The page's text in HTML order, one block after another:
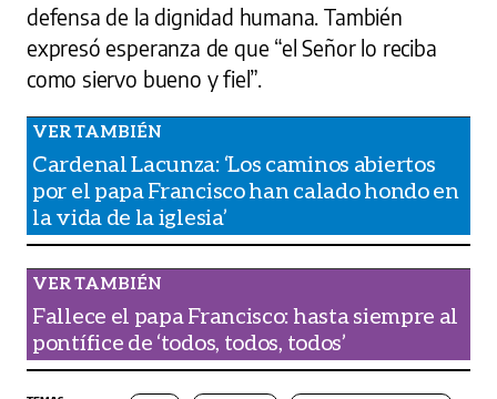
defensa de la dignidad humana. También
expresó esperanza de que “el Señor lo reciba
como siervo bueno y fiel”.
Cardenal Lacunza: ‘Los caminos abiertos
por el papa Francisco han calado hondo en
la vida de la iglesia’
Fallece el papa Francisco: hasta siempre al
pontífice de ‘todos, todos, todos’